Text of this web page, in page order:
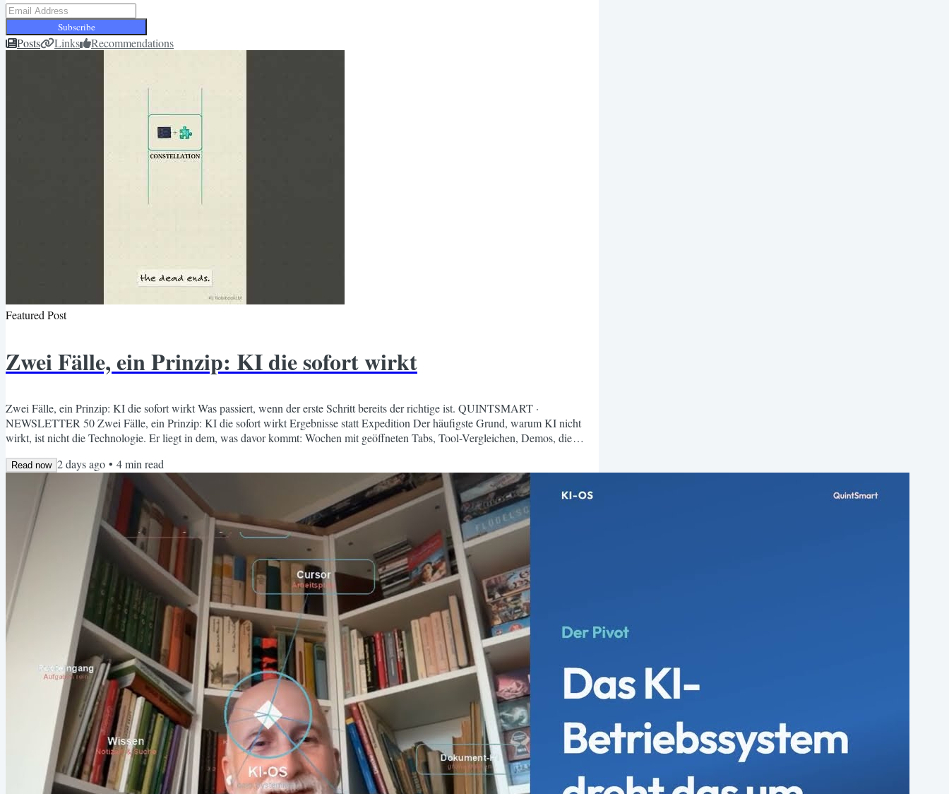
Subscribe
Posts Links Recommendations
Featured Post
Zwei Fälle, ein Prinzip: KI die sofort wirkt
Zwei Fälle, ein Prinzip: KI die sofort wirkt Was passiert, wenn der erste Schritt bereits der richtige ist. QUINTSMART ·
NEWSLETTER 50 Zwei Fälle, ein Prinzip: KI die sofort wirkt Ergebnisse statt Expedition Der häufigste Grund, warum KI nicht
wirkt, ist nicht die Technologie. Er liegt in dem, was davor kommt: Wochen mit geöffneten Tabs, Tool-Vergleichen, Demos, die
Read now 2 days ago • 4min read